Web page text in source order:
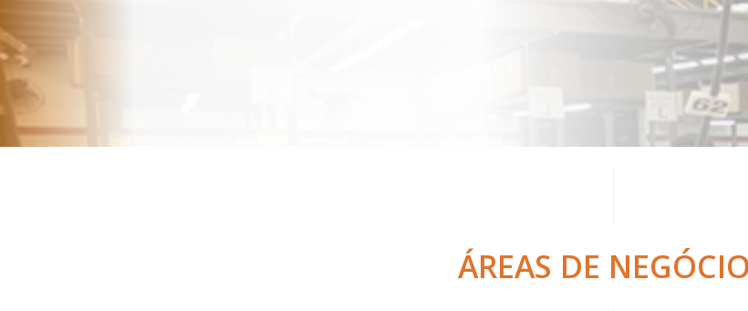
ÁREAS DE